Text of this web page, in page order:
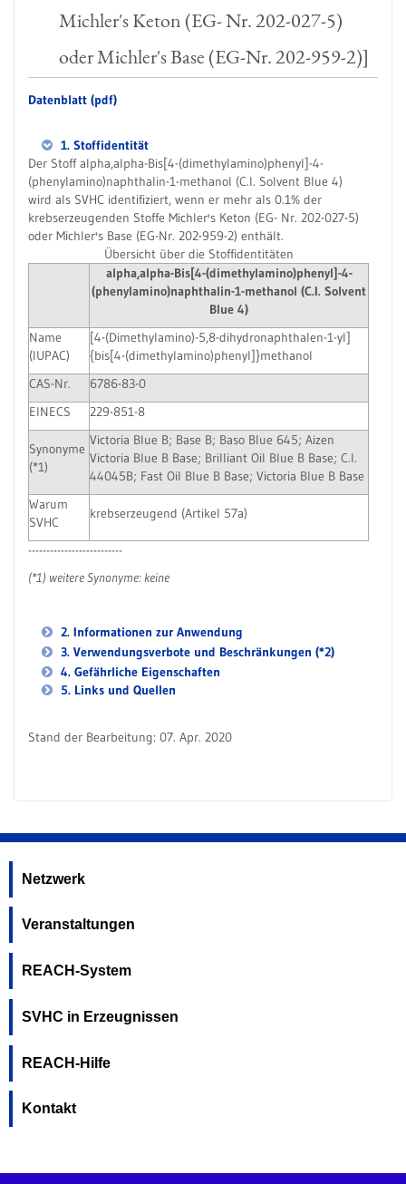
Michler's Keton (EG- Nr. 202-027-5)
oder Michler's Base (EG-Nr. 202-959-2)]
Datenblatt (pdf)
1. Stoffidentität
Der Stoff alpha,alpha-Bis[4-(dimethylamino)phenyl]-4-
(phenylamino)naphthalin-1-methanol (C.I. Solvent Blue 4)
wird als SVHC identifiziert, wenn er mehr als 0.1% der
krebserzeugenden Stoffe Michler's Keton (EG- Nr. 202-027-5)
oder Michler's Base (EG-Nr. 202-959-2) enthält.
Übersicht über die Stoffidentitäten
alpha,alpha-Bis[4-(dimethylamino)phenyl]-4-
(phenylamino)naphthalin-1-methanol (C.I. Solvent
Blue 4)
Name
(IUPAC)
[4-(Dimethylamino)-5,8-dihydronaphthalen-1-yl]
{bis[4-(dimethylamino)phenyl]}methanol
CAS-Nr.
6786-83-0
EINECS
229-851-8
Synonyme
(*1)
Victoria Blue B; Base B; Baso Blue 645; Aizen
Victoria Blue B Base; Brilliant Oil Blue B Base; C.I.
44045B; Fast Oil Blue B Base; Victoria Blue B Base
Warum
SVHC
krebserzeugend (Artikel 57a)
--------------------------
(*1) weitere Synonyme: keine
2. Informationen zur Anwendung
3. Verwendungsverbote und Beschränkungen (*2)
4. Gefährliche Eigenschaften
5. Links und Quellen
Stand der Bearbeitung: 07. Apr. 2020
Netzwerk
Veranstaltungen
REACH-System
SVHC in Erzeugnissen
REACH-Hilfe
Kontakt